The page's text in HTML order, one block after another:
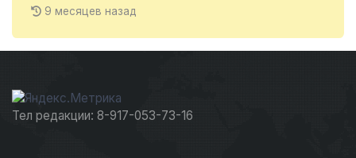
9 месяцев назад
Тел редакции: 8-917-053-73-16